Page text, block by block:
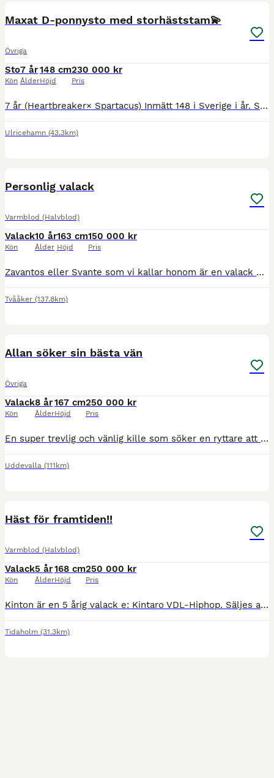
Maxat D-ponnysto med storhäststam💫
Övriga
Sto
Kön
7 år
Ålder
148 cm
Höjd
230 000 kr
Pris
7 år (Heartbreaker× Spartacus) Inmätt 148 i Sverige i år. Snäll och enkel i all hantering, väldigt väluppfostrad. Välriden och snäll men känslig så kräver en rutinerad ryttare. Tävlad felfritt 110
Ulricehamn (43.3km)
Personlig valack
Varmblod (Halvblod)
Valack
Kön
10 år
Ålder
163 cm
Höjd
150 000 kr
Pris
Zavantos eller Svante som vi kallar honom är en valack på 10 år. Tävlad 120 som femåring hos tidigare ägare men inte så mycket tävlad hos mig. Svante är en vaken och känslig häst med mycket nerv och
Tvååker (137.8km)
Allan söker sin bästa vän
Övriga
Valack
Kön
8 år
Ålder
167 cm
Höjd
250 000 kr
Pris
En super trevlig och vänlig kille som söker en ryttare att utvecklas med! Allan är snäll med allt, rids ut både i grupp och ensam, han har "alla hovar i backen". Han söker en ryttare som vill lägg
Uddevalla (111km)
Häst för framtiden!!
Varmblod (Halvblod)
Valack
Kön
5 år
Ålder
168 cm
Höjd
250 000 kr
Pris
Kinton är en 5 årig valack e: Kintaro VDL-Hiphop. Säljes av uppfödaren. En pigg och glad kille som är väldigt positiv till arbete. Fantastiskt snäll i all ridning och hantering. Har iår börjat komma
Tidaholm (31.3km)